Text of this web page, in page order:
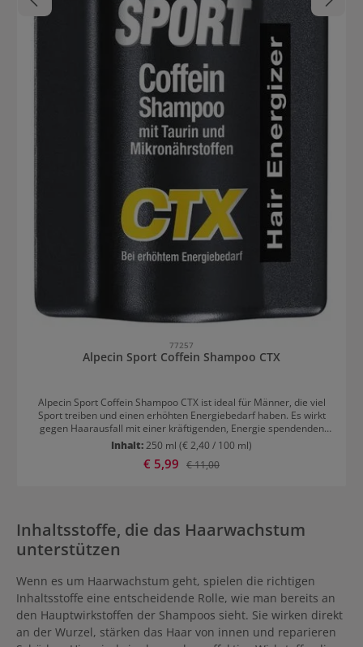
77257
Alpecin Sport Coffein Shampoo CTX
Alpecin Sport Coffein Shampoo CTX ist ideal für Männer, die viel
Sport treiben und einen erhöhten Energiebedarf haben. Es wirkt
gegen Haarausfall mit einer kräftigenden, Energie spendenden
Formel bei hoher körperlicher Belastung. Alpecin Sport Coffein
Shampoo CTX bei sportlicher Belastung: Wie es wirkt Bei
körperlicher Belastung empfiehlt sich besonders das Alpecin Sport
abgestimmt, der sich aus hoher körperlicher Belastung ergibt, wie
sie bei regelmäßigem Sport entsteht. Die Formel enthält Alpecin-
Coffein, Taurin und Mikronährstoffe wie Biotin, Zink, Magnesium
beugt so Haarausfall vor. Das Haarwachstum wird gekräftigt,
zudem wird das Haar griffiger. Alpecin Sport Coffein Shampoo CTX
Anwendung Täglich anwenden 2 Minuten einwirken lassen, damit
die Wirkstoff-Kombi von der Kopfhaut bis zur Haarwurzel vordringt
Gut ausspülen
Inhalt:250 ml (€ 2,40 / 100 ml)
Verkaufspreis:
€ 5,99 Regulärer Preis:
€ 11,00
Inhaltsstoffe, die das Haarwachstum
unterstützen
Wenn es um Haarwachstum geht, spielen die richtigen
Inhaltsstoffe eine entscheidende Rolle, wie man bereits an
den Hauptwirkstoffen der Shampoos sieht. Sie wirken direkt
an der Wurzel, stärken das Haar von innen und reparieren